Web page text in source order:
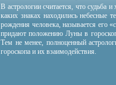
В астрологии считается, что судьба
каких знаках находились небесные
рождения человека, называется его
придают положению Луны в
Тем не менее, полноценный
гороскопа и их взаимодействия.